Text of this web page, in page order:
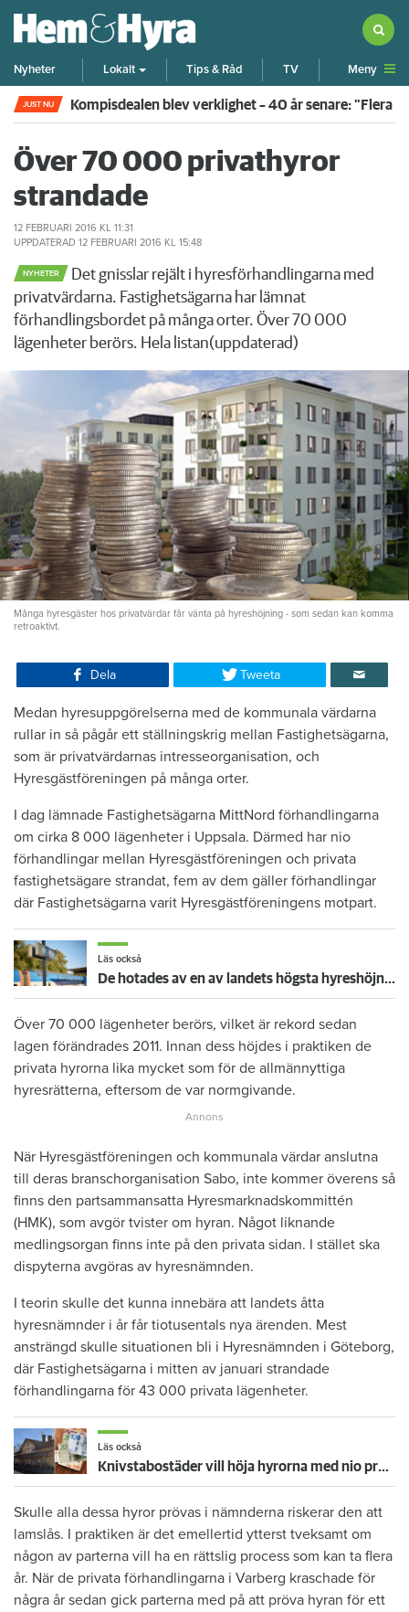
Nyheter Lokalt Tips & Råd TV Meny
JUST NU Kompisdealen blev verklighet – 40 år senare: "Flera
Över 70 000 privathyror
strandade
12 FEBRUARI 2016 KL 11:31
UPPDATERAD 12 FEBRUARI 2016 KL 15:48
NYHETER
Det gnisslar rejält i hyresförhandlingarna med
privatvärdarna. Fastighetsägarna har lämnat
förhandlingsbordet på många orter. Över 70 000
lägenheter berörs. Hela listan(uppdaterad)
Många hyresgäster hos privatvärdar får vänta på hyreshöjning - som sedan kan komma
retroaktivt.
Dela Tweeta
Medan hyresuppgörelserna med de kommunala värdarna
rullar in så pågår ett ställningskrig mellan Fastighetsägarna,
som är privatvärdarnas intresseorganisation, och
Hyresgästföreningen på många orter.
I dag lämnade Fastighetsägarna MittNord förhandlingarna
om cirka 8 000 lägenheter i Uppsala. Därmed har nio
förhandlingar mellan Hyresgästföreningen och privata
fastighetsägare strandat, fem av dem gäller förhandlingar
där Fastighetsägarna varit Hyresgästföreningens motpart.
Läs också
De hotades av en av landets högsta hyreshöjningar – så blev det
Över 70 000 lägenheter berörs, vilket är rekord sedan
lagen förändrades 2011. Innan dess höjdes i praktiken de
privata hyrorna lika mycket som för de allmännyttiga
hyresrätterna, eftersom de var normgivande.
När Hyresgästföreningen och kommunala värdar anslutna
till deras branschorganisation Sabo, inte kommer överens så
finns den partsammansatta Hyresmarknadskommittén
(HMK), som avgör tvister om hyran. Något liknande
medlingsorgan finns inte på den privata sidan. I stället ska
dispyterna avgöras av hyresnämnden.
I teorin skulle det kunna innebära att landets åtta
hyresnämnder i år får tiotusentals nya ärenden. Mest
ansträngd skulle situationen bli i Hyresnämnden i Göteborg,
där Fastighetsägarna i mitten av januari strandade
förhandlingarna för 43 000 privata lägenheter.
Läs också
Knivstabostäder vill höja hyrorna med nio procent: ”Det är för jävligt”
Skulle alla dessa hyror prövas i nämnderna riskerar den att
lamslås. I praktiken är det emellertid ytterst tveksamt om
någon av parterna vill ha en rättslig process som kan ta flera
år. När de privata förhandlingarna i Varberg kraschade för
några år sedan gick parterna med på att pröva hyran för ett